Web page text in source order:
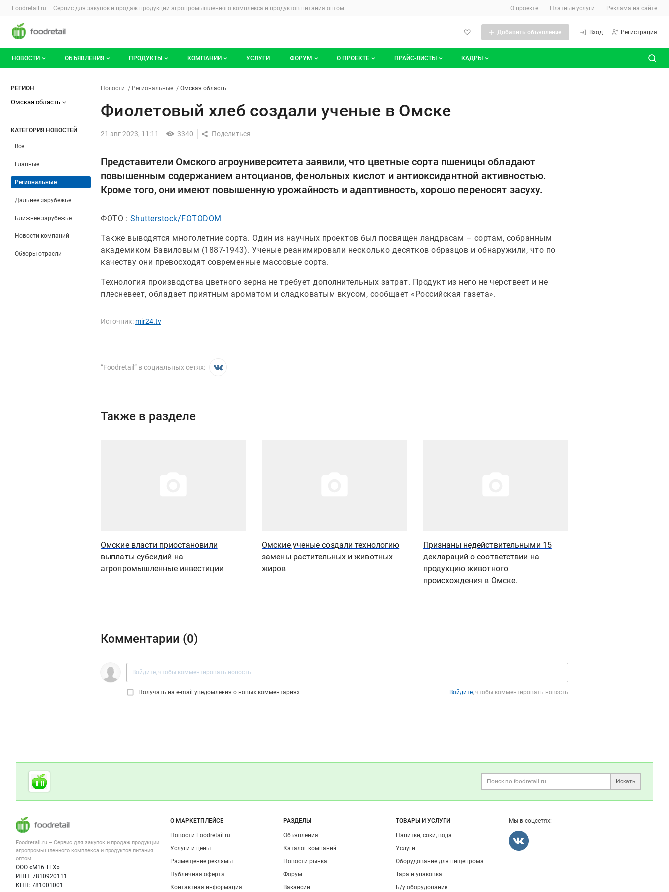
Раздел навигации по сайту foodretail.ru
Foodretail.ru – Сервис для закупок и продаж продукции агропромышленного комплекса и продуктов питания оптом. О сайте
О проекте Платные услуги Реклама на сайте
Авторизация и меню пользователя
Добавить объявление Вход Регистрация
Навигация по разделам сайта foodretail.ru
НОВОСТИ
Документы
ОБЪЯВЛЕНИЯ ПРОДУКТЫ КОМПАНИИ
Каталог компаний
УСЛУГИ ФОРУМ
С моим участием
О ПРОЕКТЕ
Публичная оферта
Реклама на сайте
ПРАЙС-ЛИСТЫ КАДРЫ
Фиолетовый хлеб создали ученые в Омске
Фильтры
РЕГИОН
Омская область
КАТЕГОРИЯ НОВОСТЕЙ
Все
Главные
Региональные
Дальнее зарубежье
Ближнее зарубежье
Новости компаний
Обзоры отрасли
Новости
Разделы
Новости Региональные Омская область
Фиолетовый хлеб создали ученые в Омске
21 авг 2023, 11:11 3340
Представители Омского агроуниверситета заявили, что цветные сорта пшеницы обладают
повышенным содержанием антоцианов, фенольных кислот и антиоксидантной активностью.
Кроме того, они имеют повышенную урожайность и адаптивность, хорошо переносят засуху.
ФОТО : Shutterstock/FOTODOM
Также выводятся многолетние сорта. Один из научных проектов был посвящен ландрасам – сортам, собранным
академиком Вавиловым (1887-1943). Ученые реанимировали несколько десятков образцов и обнаружили, что по
качеству они превосходят современные массовые сорта.
Технология производства цветного зерна не требует дополнительных затрат. Продукт из него не черствеет и не
плесневеет, обладает приятным ароматом и сладковатым вкусом, сообщает «Российская газета».
Источник: mir24.tv
“Foodretail” в социальных сетях:
Также в разделе
Омские власти приостановили
выплаты субсидий на
агропромышленные инвестиции
Омские ученые создали технологию
замены растительных и животных
жиров
Признаны недействительными 15
деклараций о соответствии на
продукцию животного
происхождения в Омске.
Комментарии (0)
Получать на e‑mail уведомления о новых комментариях Войдите , чтобы комментировать новость
Дополнительная информация
Искать
Cсылки на полезные проекты
Foodretail.ru
— продукты
Важные разделы и контакты
Foodretail.ru – Сервис для закупок и продаж продукции
агропромышленного комплекса и продуктов питания
оптом.
ООО «М16.ТЕХ»
ИНН: 7810920111
КПП: 781001001
Навигация по сайту
О МАРКЕТПЛЕЙСЕ
Новости Foodretail.ru
Услуги и цены
Размещение рекламы
Публичная оферта
Контактная информация
РАЗДЕЛЫ
Объявления
Каталог компаний
Новости рынка
Форум
Вакансии
ТОВАРЫ И УСЛУГИ
Напитки, соки, вода
Услуги
Оборудование для пищепрома
Тара и упаковка
Б/у оборудование
Мы в соцсетях: